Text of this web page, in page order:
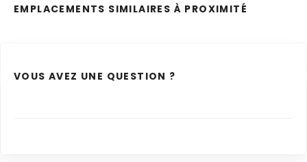
EMPLACEMENTS SIMILAIRES À PROXIMITÉ
VOUS AVEZ UNE QUESTION ?